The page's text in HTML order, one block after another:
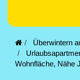
Überwintern
Wohnfläche, Nähe